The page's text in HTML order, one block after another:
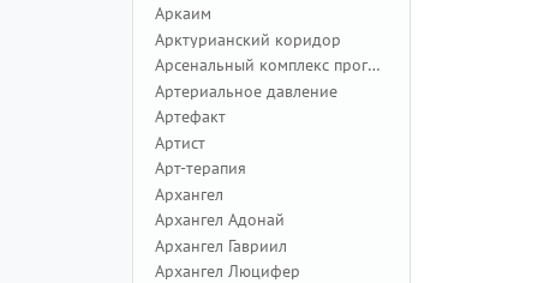
Аркаим
Арктурианский коридор
Арсенальный комплекс программ
Артериальное давление
Артефакт
Артист
Арт-терапия
Архангел
Архангел Адонай
Архангел Гавриил
Архангел Люцифер